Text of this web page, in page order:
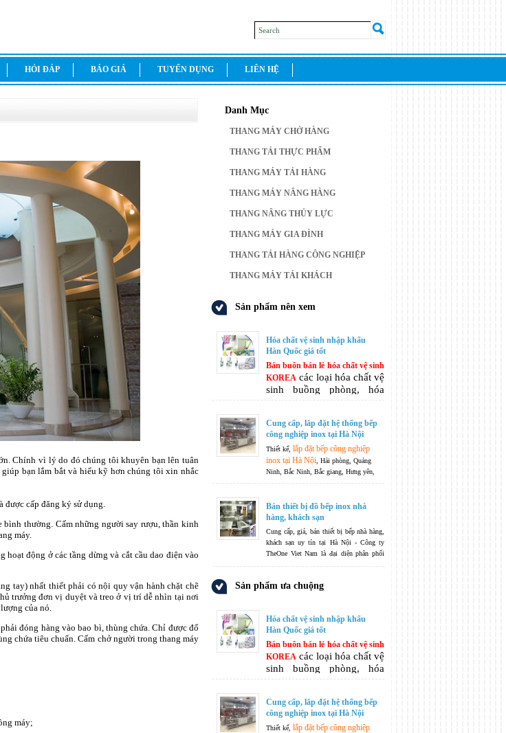
HỎI ĐÁP BÁO GIÁ TUYỂN DỤNG LIÊN HỆ
Chính vì lý do đó chúng tôi khuyên bạn lên tuân
giúp bạn lắm bắt và hiểu kỹ hơn chúng tôi xin nhắc
được cấp đăng ký sử dụng.
thường. Cấm những người say rượu, thần kinh
máy.
hoạt động ở các tầng dừng và cắt cầu dao điện vào
tay) nhất thiết phải có nội quy vận hành chặt chẽ
trưởng đơn vị duyệt và treo ở vị trí dễ nhìn tại nơi
của nó.
đóng hàng vào bao bì, thùng chứa. Chỉ được đổ
chứa tiêu chuẩn. Cấm chở người trong thang máy
máy;
Danh Mục
THANG MÁY CHỞ HÀNG
THANG TẢI THỰC PHẨM
THANG MÁY TẢI HÀNG
THANG MÁY NÂNG HÀNG
THANG NÂNG THỦY LỰC
THANG MÁY GIA ĐÌNH
THANG TẢI HÀNG CÔNG NGHIỆP
THANG MÁY TẢI KHÁCH
Sản phẩm nên xem
Hóa chất vệ sinh nhập khẩu
Hàn Quốc giá tốt
Bán buôn bán lẻ hóa chất vệ sinh
KOREA các loại hóa chất vệ
sinh buồng phòng, hóa
chất vệ sinh khách sạn hóa
năng, hóa chất chăm sóc
vệ sinh cá nhân, ...
Cung cấp, lắp đặt hệ thống bếp
công nghiệp inox tại Hà Nội
Thiết kế, lắp đặt bếp công nghiệp
inox tại Hà Nội , Hải phòng, Quảng
Ninh, Bắc Ninh, Bắc giang, Hưng yên,
Nam Định, thái Bình, Thanh Hoá, Nghệ
là phương châm của chúng tôi -
TheOneJsc không chỉ dừng lại ở việc sản
xuất và phân phối, TheOneJsc còn nhận
thiết kế hệ thống các thiết bịbếp công
nghiệp
theo nguyện vọng và yêu cầu của
Bán thiết bị đồ bếp inox nhà
hàng, khách sạn
Cung cấp, giá, bán thiết bị bếp nhà hàng,
khách sạn uy tín tại Hà Nội - Công ty
TheOne Viet Nam là đại diện phân phối
khách sạn từ nhiều nhà sản xuất uy tín
Sản phẩm ưa chuộng
Hóa chất vệ sinh nhập khẩu
Hàn Quốc giá tốt
Bán buôn bán lẻ hóa chất vệ sinh
KOREA các loại hóa chất vệ
sinh buồng phòng, hóa
chất vệ sinh khách sạn hóa
năng, hóa chất chăm sóc
vệ sinh cá nhân, ...
Cung cấp, lắp đặt hệ thống bếp
công nghiệp inox tại Hà Nội
Thiết kế, lắp đặt bếp công nghiệp